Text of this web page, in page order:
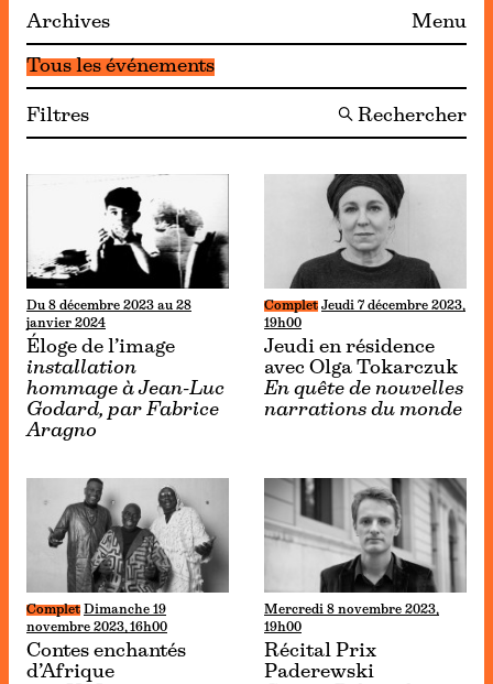
Archives Menu
Tous les événements
Filtres 🔍 Rechercher
Du 8 décembre 2023 au 28
janvier 2024
Éloge de l’image
installation
hommage à Jean-Luc
Godard, par Fabrice
Aragno
Complet Jeudi 7 décembre 2023,
19h00
Jeudi en résidence
avec Olga Tokarczuk
En quête de nouvelles
narrations du monde
Complet
Dimanche 19
novembre 2023, 16h00
Contes enchantés
d’Afrique
Mercredi 8 novembre 2023,
19h00
Récital Prix
Paderewski